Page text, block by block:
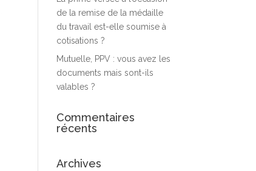
de la remise de la médaille
du travail est-elle soumise à
cotisations ?
Mutuelle, PPV : vous avez les
documents mais sont-ils
valables ?
Commentaires
récents
Archives